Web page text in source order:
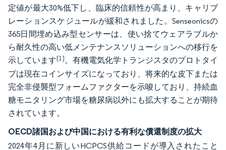
定値が最大30%低下し、臨床的信頼性が高まり、キャリブ
レーションスケジュールが緩和されました。Senseonicsの
365日間埋め込み型センサーは、使い捨てウェアラブルか
ら耐久性の高い低メンテナンスソリューションへの移行を
示しています[1]。有機電気化学トランジスタのプロトタイ
プは現在コインサイズになっており、将来的な皮下または
完全非侵襲型フォームファクターを示唆しており、持続血
糖モニタリング市場を糖尿病以外にも拡大することが期待
されています。
OECD諸国および中国における有利な償還制度の拡大
2024年4月に新しいHCPCS供給コードが導入されたこと